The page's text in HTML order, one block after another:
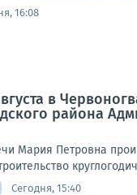
16:08
в
района
Мария Петровна
Сегодня, 15:40